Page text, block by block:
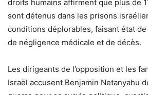
droits humains affirment que plus de
sont détenus dans les prisons
conditions déplorables, faisant état
de négligence médicale et de décès.
Les dirigeants de l’opposition et les
Israël accusent Benjamin Netanyahu